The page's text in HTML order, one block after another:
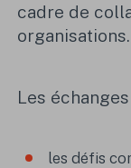
cadre de
organisations.
Les
les défis